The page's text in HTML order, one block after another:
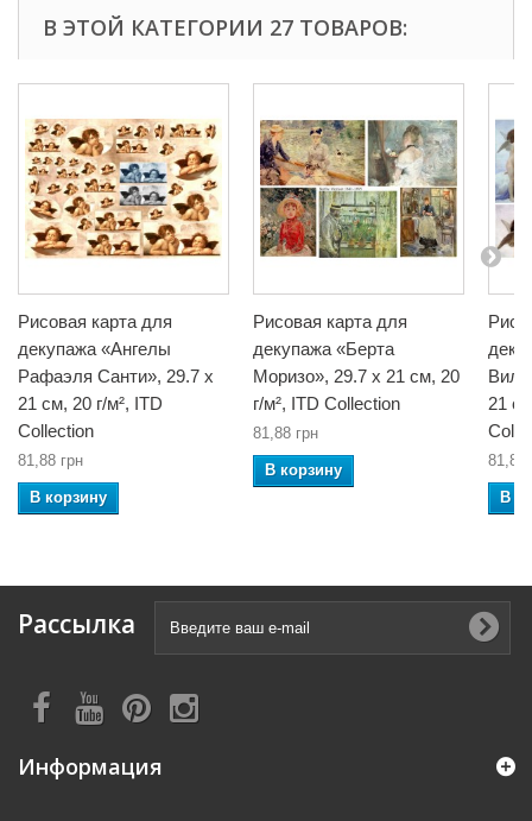
В ЭТОЙ КАТЕГОРИИ 27 ТОВАРОВ:
Рисовая карта для
декупажа «Ангелы
Рафаэля Санти», 29.7 x
21 см, 20 г/м², ITD
Collection
81,88 грн
В корзину
Рисовая карта для
декупажа «Берта
Моризо», 29.7 x 21 см, 20
г/м², ITD Collection
81,88 грн
В корзину
21
81,88
В
Рассылка
Информация